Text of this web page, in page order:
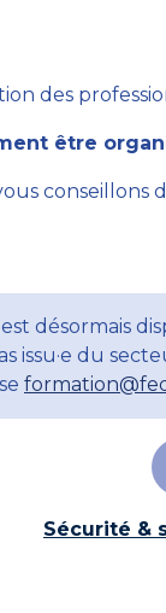
des
être
conseillons
désormais
du
Sécurité &